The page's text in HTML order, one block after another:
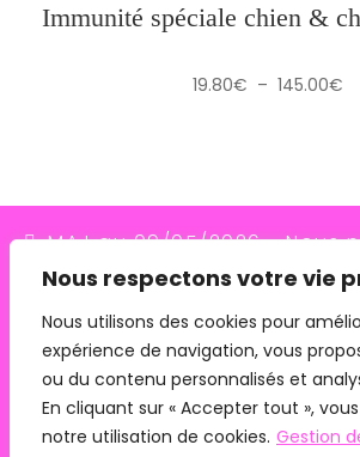
Nous respectons votre vie
Nous utilisons des cookies pour
expérience de navigation, vous
ou du contenu personnalisés et
En cliquant sur « Accepter tout »,
notre utilisation de cookies. Gestion
MAJ au 09/05/2026 - Nous
plus le transporteur Relais
redressement judiciaire le 10/
n'assurent plus les livraisons
07/05/26). Pour les
remise en main propre, merci
Immunité spéciale chien &
19.80€ – 145.00€